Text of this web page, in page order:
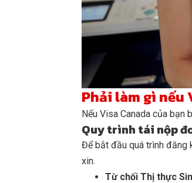
Phải làm gì nếu
Nếu Visa Canada của bạn
Quy trình tái nộp
Để bắt đầu quá trình đăng
xin.
Từ chối Thị thực